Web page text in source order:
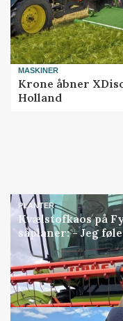
MASKINER
Krone åbner
Holland
PLANTER
Kvælstofkaos på
såplaner: - Jeg